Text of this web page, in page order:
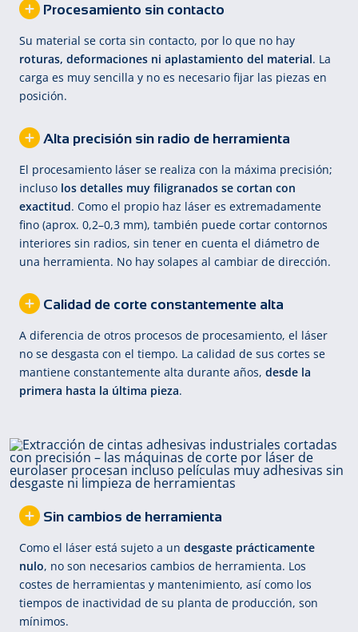
Procesamiento sin contacto
Su material se corta sin contacto, por lo que no hay
roturas, deformaciones ni aplastamiento del material. La
carga es muy sencilla y no es necesario fijar las piezas en
posición.
Alta precisión sin radio de herramienta
El procesamiento láser se realiza con la máxima precisión;
incluso los detalles muy filigranados se cortan con
exactitud. Como el propio haz láser es extremadamente
fino (aprox. 0,2–0,3 mm), también puede cortar contornos
interiores sin radios, sin tener en cuenta el diámetro de
una herramienta. No hay solapes al cambiar de dirección.
Calidad de corte constantemente alta
A diferencia de otros procesos de procesamiento, el láser
no se desgasta con el tiempo. La calidad de sus cortes se
mantiene constantemente alta durante años, desde la
primera hasta la última pieza.
Sin cambios de herramienta
Como el láser está sujeto a un desgaste prácticamente
nulo, no son necesarios cambios de herramienta. Los
costes de herramientas y mantenimiento, así como los
tiempos de inactividad de su planta de producción, son
mínimos.